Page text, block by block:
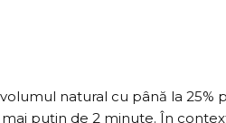
natural cu până la 25%
puțin de 2 minute. În